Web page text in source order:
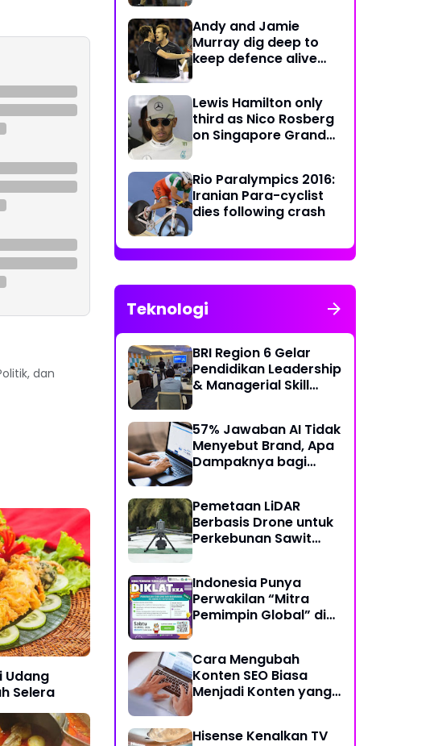
dan
Udang
Selera
Andy and Jamie
Murray dig deep to
keep defence alive
Lewis Hamilton only
third as Nico Rosberg
on Singapore Grand
Rio Paralympics 2016:
Iranian Para-cyclist
dies following crash
Teknologi
BRI Region 6 Gelar
Pendidikan Leadership
& Managerial Skill
For Better Individual
Decision”
57% Jawaban AI Tidak
Menyebut Brand, Apa
Dampaknya bagi
Pemetaan LiDAR
Berbasis Drone untuk
Perkebunan Sawit
Indonesia Punya
Perwakilan “Mitra
Pemimpin Global” di
Cara Mengubah
Konten SEO Biasa
Menjadi Konten yang
Hisense Kenalkan TV